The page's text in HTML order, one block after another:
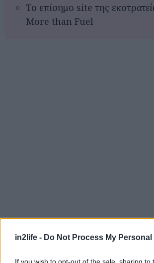
in2life - Do Not Process My
If you wish to opt-out of the sale, sharing to
Το επίσημο site της
More than Fuel
Αναζήτηση